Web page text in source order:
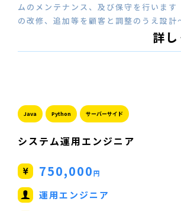
ムのメンテナンス、及び保守を行います
の改修、追加等を顧客と調整のうえ設
詳
Java Python サーバーサイド
システム運用エンジニア
750,000円
運用エンジニア